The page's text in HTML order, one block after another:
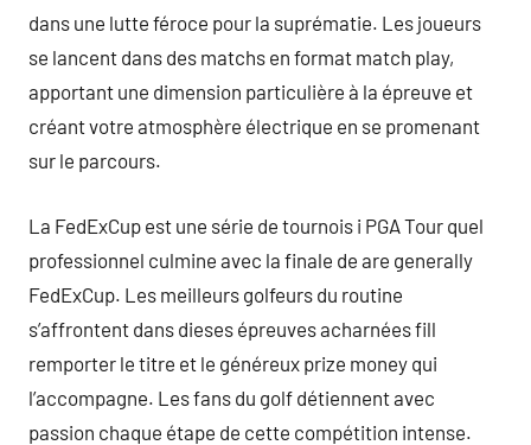
dans une lutte féroce pour la suprématie. Les joueurs
se lancent dans des matchs en format match play,
apportant une dimension particulière à la épreuve et
créant votre atmosphère électrique en se promenant
sur le parcours.
La FedExCup est une série de tournois i PGA Tour quel
professionnel culmine avec la finale de are generally
FedExCup. Les meilleurs golfeurs du routine
s’affrontent dans dieses épreuves acharnées fill
remporter le titre et le généreux prize money qui
l’accompagne. Les fans du golf détiennent avec
passion chaque étape de cette compétition intense.